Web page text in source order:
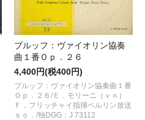
ブルッフ：ヴァイオリン協奏
曲１番Ｏｐ．２６
4,400円(税400円)
ブルッフ：ヴァイオリン協奏曲１番
Ｏｐ．２６/Ｅ．モリーニ（ｖｎ）
Ｆ．フリッチャイ指揮ベルリン放送
ｓｏ．/独DGG：J 73112